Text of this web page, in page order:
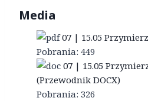
Media
07 | 15.05
Pobrania: 449
07 | 15.05
(Przewodnik DOCX)
Pobrania: 326